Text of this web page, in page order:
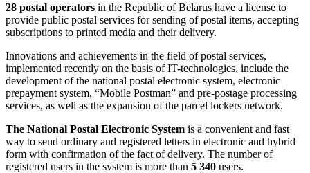
28 postal operators in the Republic of Belarus have a license to
provide public postal services for sending of postal items, accepting
subscriptions to printed media and their delivery.
Innovations and achievements in the field of postal services,
implemented recently on the basis of IT-technologies, include the
development of the national postal electronic system, electronic
prepayment system, “Mobile Postman” and pre-postage processing
services, as well as the expansion of the parcel lockers network.
The National Postal Electronic System is a convenient and fast
way to send ordinary and registered letters in electronic and hybrid
form with confirmation of the fact of delivery. The number of
registered users in the system is more than 5 340 users.